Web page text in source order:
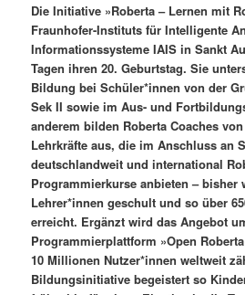
Die Initiative »Roberta – Lernen mit
Fraunhofer-Instituts für Intelligente
Informationssysteme IAIS in Sankt
Tagen ihren 20. Geburtstag. Sie
Bildung bei Schüler*innen von der
Sek II sowie im Aus- und
anderem bilden Roberta Coaches
Lehrkräfte aus, die im Anschluss an
deutschlandweit und international
Programmierkurse anbieten – bisher
Lehrer*innen geschult und so über
erreicht. Ergänzt wird das Angebot
Programmierplattform »Open
10 Millionen Nutzer*innen weltweit
Bildungsinitiative begeistert so